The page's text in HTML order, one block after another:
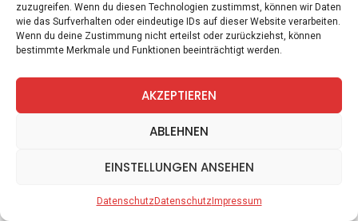
zuzugreifen. Wenn du diesen Technologien zustimmst, können wir Daten
wie das Surfverhalten oder eindeutige IDs auf dieser Website verarbeiten.
Wenn du deine Zustimmung nicht erteilst oder zurückziehst, können
bestimmte Merkmale und Funktionen beeinträchtigt werden.
AKZEPTIEREN
ABLEHNEN
EINSTELLUNGEN ANSEHEN
DatenschutzDatenschutzImpressum
Spiele Zitate Kontakt Datenschutz Impressum